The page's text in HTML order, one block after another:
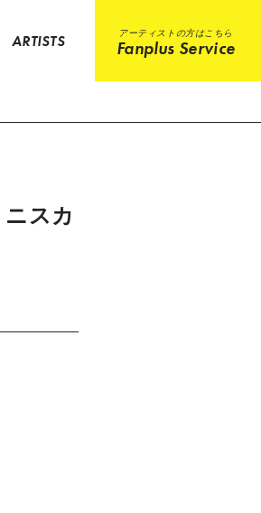
ARTISTS アーティストの方はこちら
Fanplus Service
スカ